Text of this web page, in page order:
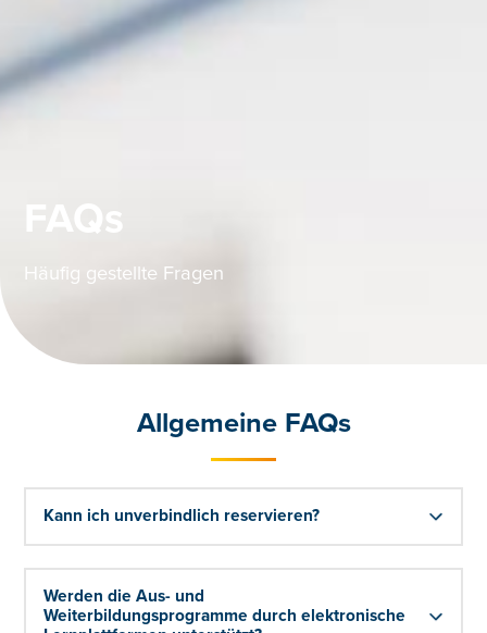
FAQs
Häufig gestellte Fragen
Allgemeine FAQs
Kann ich unverbindlich reservieren?
Werden die Aus- und
Weiterbildungsprogramme durch elektronische